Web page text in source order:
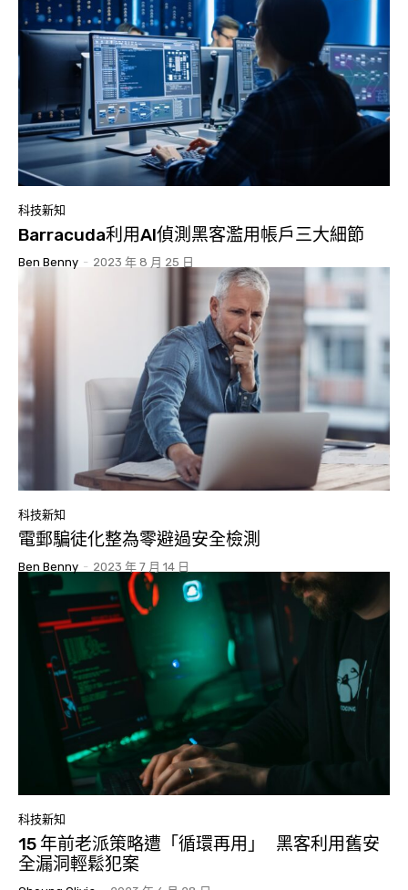
科技新知
Barracuda利用AI偵測黑客濫用帳戶三大細節
Ben Benny - 2023 年 8 月 25 日
科技新知
電郵騙徒化整為零避過安全檢測
Ben Benny - 2023 年 7 月 14 日
科技新知
15 年前老派策略遭「循環再用」 黑客利用舊安
全漏洞輕鬆犯案